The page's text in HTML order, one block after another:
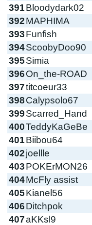
391Bloodydark02
392MAPHIMA
393Funfish
394ScoobyDoo90
395Simia
396On_the-ROAD
397titcoeur33
398Calypsolo67
399Scarred_Hand
400TeddyKaGeBe
401Biibou64
402joellle
403POKErMON26
404McFly assist
405Kianel56
406Ditchpok
407aKKsl9